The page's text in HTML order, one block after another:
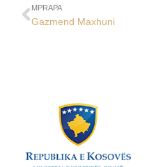
MPRAPA
Gazmend Maxhuni